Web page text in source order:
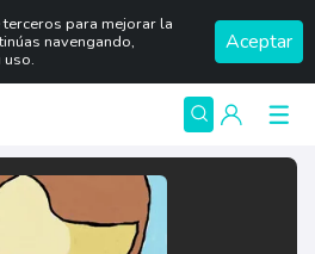
para mejorar la
navengando,
uso.
Aceptar